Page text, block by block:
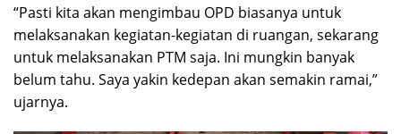
“Pasti kita akan mengimbau OPD biasanya untuk
melaksanakan kegiatan-kegiatan di ruangan, sekarang
untuk melaksanakan PTM saja. Ini mungkin banyak
belum tahu. Saya yakin kedepan akan semakin ramai,”
ujarnya.